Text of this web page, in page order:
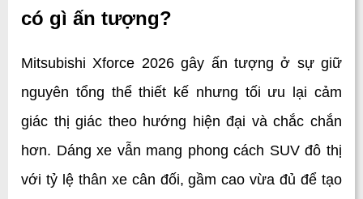
có gì ấn tượng?
Mitsubishi Xforce 2026 gây ấn tượng ở sự giữ
nguyên tổng thể thiết kế nhưng tối ưu lại cảm
giác thị giác theo hướng hiện đại và chắc chắn
hơn. Dáng xe vẫn mang phong cách SUV đô thị
với tỷ lệ thân xe cân đối, gầm cao vừa đủ để tạo